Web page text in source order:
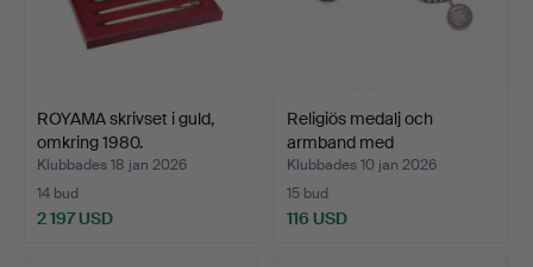
ROYAMA skrivset i guld,
omkring 1980.
Klubbades 18 jan 2026
14 bud
2 197 USD
Religiös medalj och
armband med
amerikansk…
Klubbades 10 jan 2026
15 bud
116 USD